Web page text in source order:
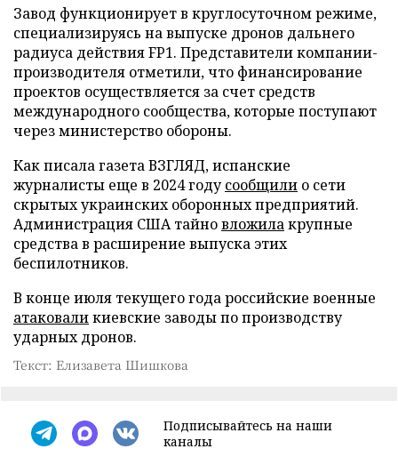
Завод функционирует в круглосуточном режиме,
специализируясь на выпуске дронов дальнего
радиуса действия FP1. Представители компании-
производителя отметили, что финансирование
проектов осуществляется за счет средств
международного сообщества, которые поступают
через министерство обороны.
Как писала газета ВЗГЛЯД, испанские
журналисты еще в 2024 годусообщили о сети
скрытых украинских оборонных предприятий.
Администрация США тайновложилакрупные
средства в расширение выпуска этих
беспилотников.
В конце июля текущего года российские военные
атаковаликиевские заводы по производству
ударных дронов.
Текст: Елизавета Шишкова
Подписывайтесь на наши
каналы